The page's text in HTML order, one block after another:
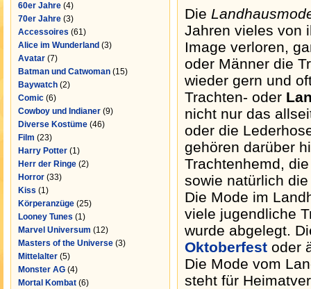
60er Jahre (4)
70er Jahre (3)
Accessoires (61)
Alice im Wunderland (3)
Avatar (7)
Batman und Catwoman (15)
Baywatch (2)
Comic (6)
Cowboy und Indianer (9)
Diverse Kostüme (46)
Film (23)
Harry Potter (1)
Herr der Ringe (2)
Horror (33)
Kiss (1)
Körperanzüge (25)
Looney Tunes (1)
Marvel Universum (12)
Masters of the Universe (3)
Mittelalter (5)
Monster AG (4)
Mortal Kombat (6)
Die
Jahren vieles von
Image verloren,
oder Männer die
wieder gern und
Trachten- oder
nicht nur das
oder die
gehören darüber
Trachtenhemd,
sowie natürlich
Die Mode im
viele jugendliche
wurde abgelegt.
Oktoberfest oder
Die Mode vom
steht für